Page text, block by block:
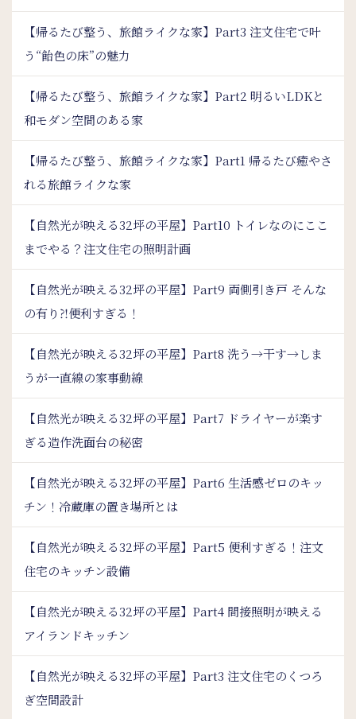
【帰るたび整う、旅館ライクな家】Part3 注文住宅で叶
う“飴色の床”の魅力
【帰るたび整う、旅館ライクな家】Part2 明るいLDKと
和モダン空間のある家
【帰るたび整う、旅館ライクな家】Part1 帰るたび癒やさ
れる旅館ライクな家
【自然光が映える32坪の平屋】Part10 トイレなのにここ
までやる？注文住宅の照明計画
【自然光が映える32坪の平屋】Part9 両側引き戸 そんな
の有り⁈便利すぎる！
【自然光が映える32坪の平屋】Part8 洗う→干す→しま
うが一直線の家事動線
【自然光が映える32坪の平屋】Part7 ドライヤーが楽す
ぎる造作洗面台の秘密
【自然光が映える32坪の平屋】Part6 生活感ゼロのキッ
チン！冷蔵庫の置き場所とは
【自然光が映える32坪の平屋】Part5 便利すぎる！注文
住宅のキッチン設備
【自然光が映える32坪の平屋】Part4 間接照明が映える
アイランドキッチン
【自然光が映える32坪の平屋】Part3 注文住宅のくつろ
ぎ空間設計